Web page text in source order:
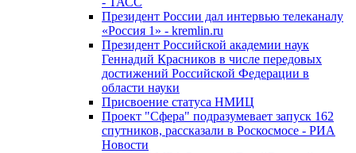
Президент России дал интервью телеканалу
«Россия 1» - kremlin.ru
Президент Российской академии наук
Геннадий Красников в числе передовых
достижений Российской Федерации в
области науки
Присвоение статуса НМИЦ
Проект "Сфера" подразумевает запуск 162
спутников, рассказали в Роскосмосе - РИА
Новости